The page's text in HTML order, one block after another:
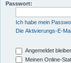
Passwort:
Ich habe mein
Die Aktivierungs-E-
Angemeldet
Meinen Online-